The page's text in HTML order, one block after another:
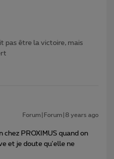
pas être la victoire, mais
Forum|Forum|8 years ago
PROXIMUS quand on
et je doute qu'elle ne